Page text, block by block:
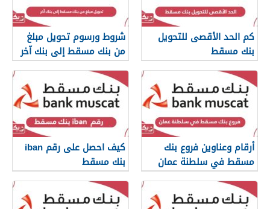
كم الحد الأقصى للتحويل
بنك مسقط
شروط ورسوم تحويل مبلغ
من بنك مسقط إلى بنك آخر
أرقام وعناوين فروع بنك
مسقط في سلطنة عمان
كيف احصل على رقم iban
بنك مسقط